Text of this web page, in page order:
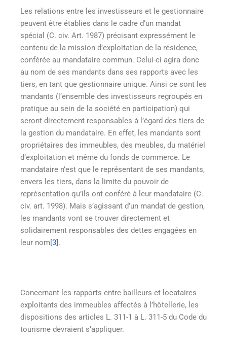
Les relations entre les investisseurs et le gestionnaire
peuvent être établies dans le cadre d’un mandat
spécial (C. civ. Art. 1987) précisant expressément le
contenu de la mission d’exploitation de la résidence,
conférée au mandataire commun. Celui-ci agira donc
au nom de ses mandants dans ses rapports avec les
tiers, en tant que gestionnaire unique. Ainsi ce sont les
mandants (l’ensemble des investisseurs regroupés en
pratique au sein de la société en participation) qui
seront directement responsables à l’égard des tiers de
la gestion du mandataire. En effet, les mandants sont
propriétaires des immeubles, des meubles, du matériel
d’exploitation et même du fonds de commerce. Le
mandataire n’est que le représentant de ses mandants,
envers les tiers, dans la limite du pouvoir de
représentation qu’ils ont conféré à leur mandataire (C.
civ. art. 1998). Mais s’agissant d’un mandat de gestion,
les mandants vont se trouver directement et
solidairement responsables des dettes engagées en
leur nom[3].
Concernant les rapports entre bailleurs et locataires
exploitants des immeubles affectés à l’hôtellerie, les
dispositions des articles L. 311-1 à L. 311-5 du Code du
tourisme devraient s’appliquer.